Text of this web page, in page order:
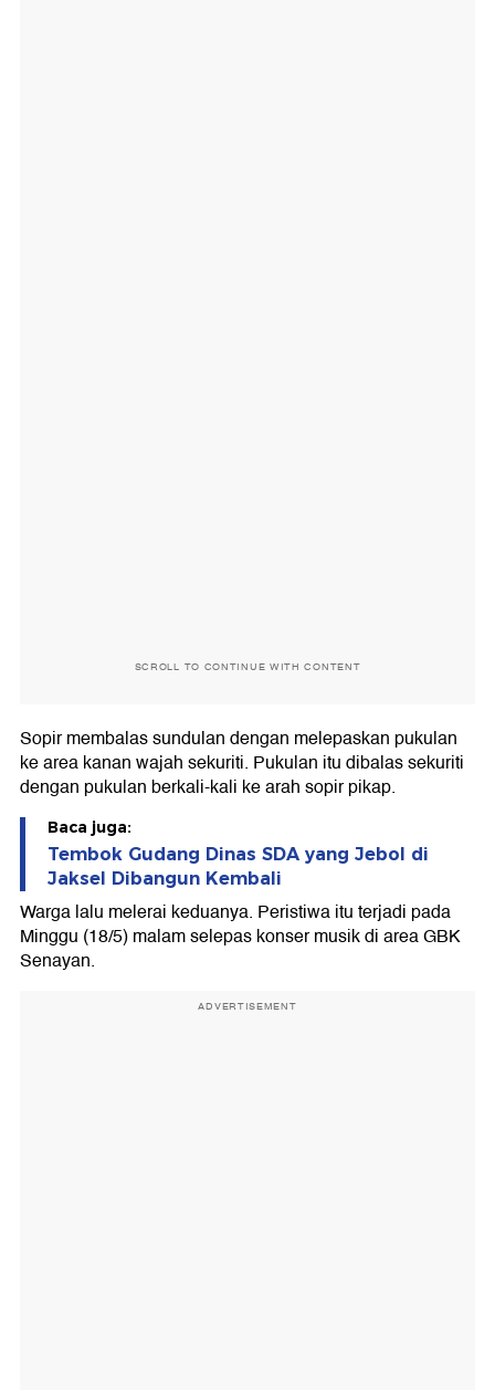
SCROLL TO CONTINUE WITH CONTENT
Sopir membalas sundulan dengan melepaskan pukulan
ke area kanan wajah sekuriti. Pukulan itu dibalas sekuriti
dengan pukulan berkali-kali ke arah sopir pikap.
Baca juga:
Tembok Gudang Dinas SDA yang Jebol di
Jaksel Dibangun Kembali
Warga lalu melerai keduanya. Peristiwa itu terjadi pada
Minggu (18/5) malam selepas konser musik di area GBK
Senayan.
ADVERTISEMENT